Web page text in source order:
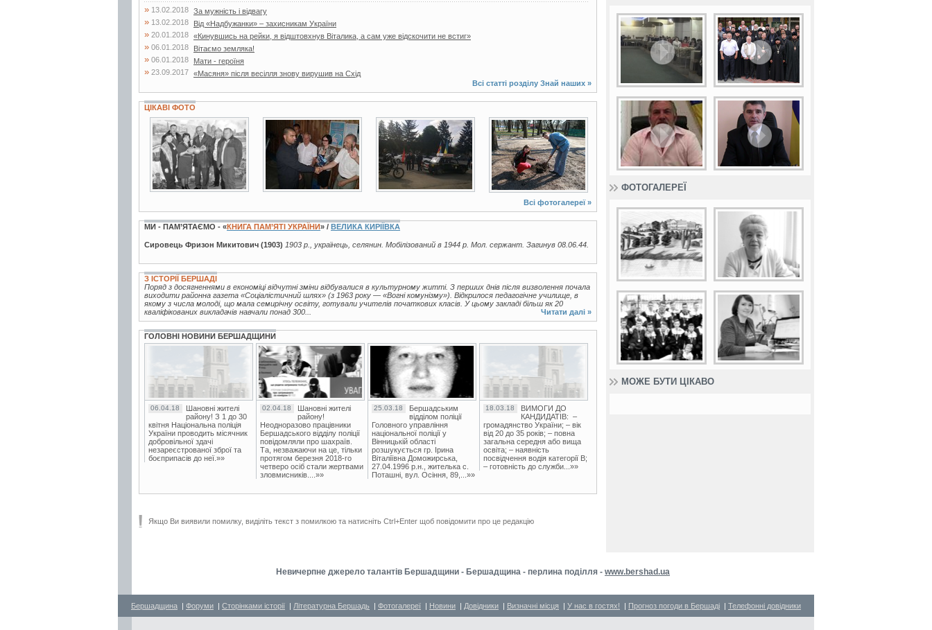
» 13.02.2018 За мужність і відвагу
» 13.02.2018 Від «Надбужанки» – захисникам України
» 20.01.2018 «Кинувшись на рейки, я відштовхнув Віталика, а сам уже відскочити не встиг»
» 06.01.2018 Вітаємо земляка!
» 06.01.2018 Мати - героїня
» 23.09.2017 «Масяня» після весілля знову вирушив на Схід
Всі статті розділу Знай наших »
ЦІКАВІ ФОТО
2 фото 3 фото 4 фото 9 фото
Всі фотогалереї »
МИ - ПАМ’ЯТАЄМО - «КНИГА ПАМ’ЯТІ УКРАЇНИ» / ВЕЛИКА КИРІЇВКА
Сировець Фризон Микитович (1903) 1903 р., українець, селянин. Мобілізований в 1944 р. Мол. сержант. Загинув 08.06.44.
З ІСТОРІЇ БЕРШАДІ
Поряд з досягненнями в економіці відчутні зміни відбувалися в культурному житті. З перших днів після визволення почала
виходити районна газета «Соціалістичний шлях» (з 1963 року — «Вогні комунізму»). Відкрилося педагогічне училище, в
якому з числа молоді, що мала семирічну освіту, готували учителів початкових класів. У цьому закладі більш як 20
кваліфікованих викладачів навчали понад 300...
Читати далі »
ГОЛОВНІ НОВИНИ БЕРШАДЩИНИ
06.04.18
Шановні жителі
району! З 1 до 30
квітня Національна поліція
України проводить місячник
добровільної здачі
незареєстрованої зброї та
боєприпасів до неї.»»
02.04.18
Шановні жителі
району!
Неодноразово працівники
Бершадського відділу поліції
повідомляли про шахраїв.
Та, незважаючи на це, тільки
протягом березня 2018-го
четверо осіб стали жертвами
зловмисників....»»
25.03.18
Бершадським
відділом поліції
Головного управління
національної поліції у
Вінницькій області
розшукується гр. Ірина
Віталіївна Доможирська,
27.04.1996 р.н., жителька с.
Поташні, вул. Осіння, 89,...»»
18.03.18
ВИМОГИ ДО
КАНДИДАТІВ: –
громадянство України; – вік
від 20 до 35 років; – повна
загальна середня або вища
освіта; – наявність
посвідчення водія категорії В;
– готовність до служби...»»
Якщо Ви виявили помилку, виділіть текст з помилкою та натисніть Ctrl+Enter щоб повідомити про це редакцію
ФОТОГАЛЕРЕЇ
МОЖЕ БУТИ ЦІКАВО
Невичерпне джерело талантів Бершадщини - Бершадщина - перлина поділля - www.bershad.ua
Бершадщина | Форуми | Сторінками історії | Літературна Бершадь | Фотогалереї | Новини | Довідники | Визначні місця | У нас в гостях! | Прогноз погоди в Бершаді | Телефонні довідники